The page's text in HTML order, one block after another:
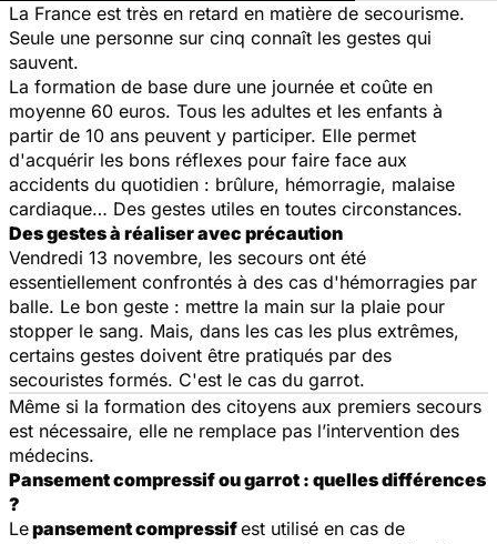
La France est très en retard en matière de secourisme.
Seule une personne sur cinq connaît les gestes qui
sauvent.
La formation de base dure une journée et coûte en
moyenne 60 euros. Tous les adultes et les enfants à
partir de 10 ans peuvent y participer. Elle permet
d'acquérir les bons réflexes pour faire face aux
accidents du quotidien : brûlure, hémorragie, malaise
cardiaque… Des gestes utiles en toutes circonstances.
Des gestes à réaliser avec précaution
Vendredi 13 novembre, les secours ont été
essentiellement confrontés à des cas d'hémorragies par
balle. Le bon geste : mettre la main sur la plaie pour
stopper le sang. Mais, dans les cas les plus extrêmes,
certains gestes doivent être pratiqués par des
secouristes formés. C'est le cas du garrot.
Même si la formation des citoyens aux premiers secours
est nécessaire, elle ne remplace pas l’intervention des
médecins.
Pansement compressif ou garrot : quelles différences
?
Lepansement compressifest utilisé en cas de